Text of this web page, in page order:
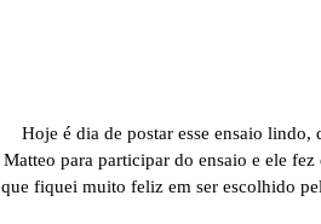
Hoje é dia de postar esse ensaio
Matteo para participar do ensaio e ele
que fiquei muito feliz em ser escolhido